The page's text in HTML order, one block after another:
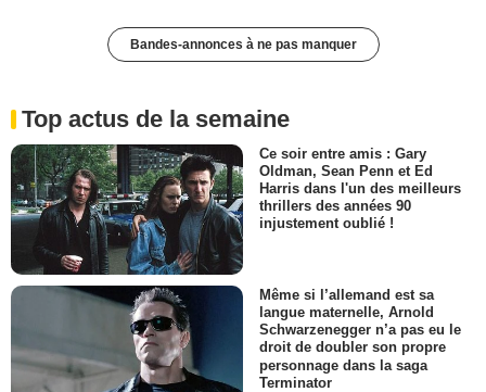
Bandes-annonces à ne pas manquer
Top actus de la semaine
Ce soir entre amis : Gary
Oldman, Sean Penn et Ed
Harris dans l'un des meilleurs
thrillers des années 90
injustement oublié !
Même si l’allemand est sa
langue maternelle, Arnold
Schwarzenegger n’a pas eu le
droit de doubler son propre
personnage dans la saga
Terminator